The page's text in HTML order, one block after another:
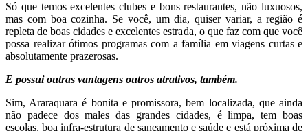
Só que temos excelentes clubes e bons restaurantes, não luxuosos,
mas com boa cozinha. Se você, um dia, quiser variar, a região é
repleta de boas cidades e excelentes estrada, o que faz com que você
possa realizar ótimos programas com a família em viagens curtas e
absolutamente prazerosas.
E possui outras vantagens outros atrativos, também.
Sim, Araraquara é bonita e promissora, bem localizada, que ainda
não padece dos males das grandes cidades, é limpa, tem boas
escolas, boa infra-estrutura de saneamento e saúde e está próxima de